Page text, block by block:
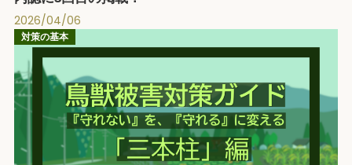
2026/04/06
対策の基本